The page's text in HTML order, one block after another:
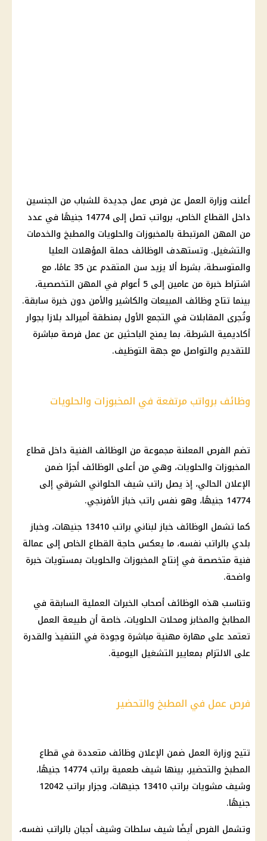
أعلنت وزارة العمل عن فرص عمل جديدة للشباب من الجنسين
داخل القطاع الخاص
، برواتب تصل إلى 14774 جنيهًا في عدد
من المهن المرتبطة بالمخبوزات والحلويات والمطبخ والخدمات
والتشغيل. وتستهدف الوظائف حملة المؤهلات العليا
والمتوسطة، بشرط ألا يزيد سن المتقدم عن 35 عامًا، مع
اشتراط خبرة من عامين إلى 5 أعوام في المهن التخصصية،
بينما تتاح وظائف المبيعات والكاشير والأمن دون خبرة سابقة.
وتُجرى المقابلات في التجمع الأول بمنطقة أميرالد بلازا بجوار
أكاديمية الشرطة، بما يمنح الباحثين عن عمل فرصة مباشرة
للتقديم والتواصل مع جهة التوظيف.
وظائف برواتب مرتفعة في المخبوزات والحلويات
تضم الفرص المعلنة مجموعة من الوظائف الفنية داخل قطاع
المخبوزات والحلويات، وهي من أعلى الوظائف أجرًا ضمن
الإعلان الحالي، إذ يصل راتب شيف الحلواني الشرقي إلى
14774 جنيهًا، وهو نفس راتب خباز الأفرنجي.
كما تشمل الوظائف
خباز لبناني براتب 13410 جنيهات، وخباز
بلدي بالراتب نفسه، ما يعكس حاجة القطاع الخاص إلى عمالة
فنية متخصصة في إنتاج المخبوزات والحلويات بمستويات خبرة
واضحة.
وتناسب هذه الوظائف أصحاب الخبرات العملية السابقة في
المطابخ والمخابز ومحلات الحلويات، خاصة أن طبيعة العمل
تعتمد على مهارة مهنية مباشرة وجودة في التنفيذ والقدرة
على الالتزام بمعايير التشغيل اليومية.
فرص عمل في المطبخ والتحضير
تتيح وزارة العمل ضمن الإعلان وظائف متعددة في قطاع
المطبخ والتحضير، بينها شيف طعمية براتب 14774 جنيهًا،
وشيف مشويات براتب 13410 جنيهات، وجزار براتب 12042
جنيهًا.
وتشمل الفرص أيضًا شيف سلطات وشيف أجبان بالراتب نفسه،